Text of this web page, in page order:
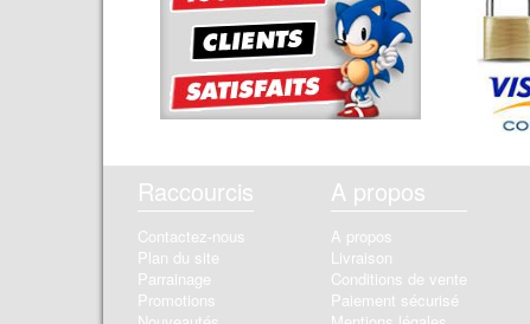
Raccourcis
Contactez-nous
Plan du site
Parrainage
Promotions
A propos
A propos
Livraison
Conditions de vente
Paiement sécurisé